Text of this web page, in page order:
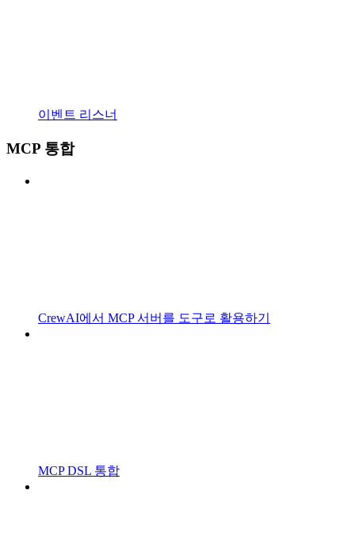
이벤트 리스너
MCP 통합
CrewAI에서 MCP 서버를 도구로 활용하기
MCP DSL 통합